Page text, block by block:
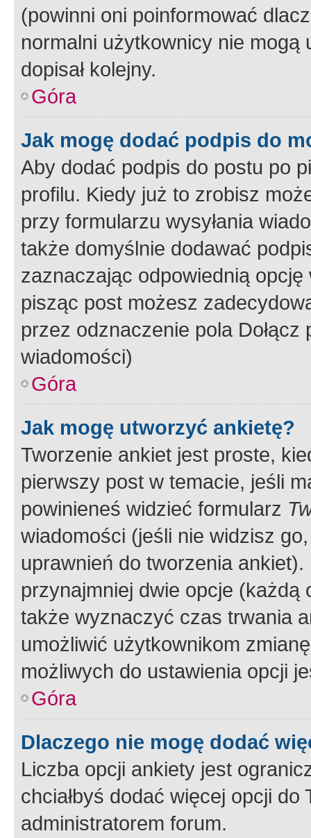
(powinni oni poinformować
normalni użytkownicy nie
dopisał kolejny.
Góra
Jak mogę dodać podpis do
Aby dodać podpis do postu po
profilu. Kiedy już to zrobisz
przy formularzu wysyłania
także domyślnie dodawać
zaznaczając odpowiednią
pisząc post możesz
przez odznaczenie pola
wiadomości)
Góra
Jak mogę utworzyć ankietę?
Tworzenie ankiet jest proste,
pierwszy post w temacie, jeśli
powinieneś widzieć formularz
wiadomości (jeśli nie widzisz
uprawnień do tworzenia
przynajmniej dwie opcje
także wyznaczyć czas trwania
umożliwić użytkownikom
możliwych do ustawienia opcji
Góra
Dlaczego nie mogę dodać
Liczba opcji ankiety jest
chciałbyś dodać więcej opcji
administratorem forum.